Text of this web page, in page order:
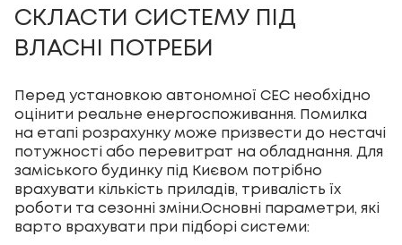
СКЛАСТИ СИСТЕМУ ПІД
ВЛАСНІ ПОТРЕБИ
Перед установкою автономної СЕС необхідно
оцінити реальне енергоспоживання. Помилка
на етапі розрахунку може призвести до нестачі
потужності або перевитрат на обладнання. Для
заміського будинку під Києвом потрібно
врахувати кількість приладів, тривалість їх
роботи та сезонні зміни.Основні параметри, які
варто врахувати при підборі системи: